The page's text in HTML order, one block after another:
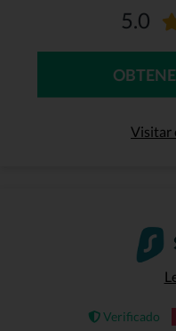
5.0
Visitar
Verificado